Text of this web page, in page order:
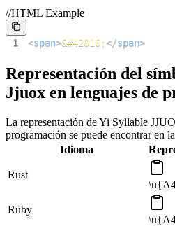
//HTML Example
1 <span>&#42016;</span>
Representación del
Jjuox en lenguajes de
La representación de Yi Syllable
programación se puede encontrar en
Idioma
Rust
Ruby